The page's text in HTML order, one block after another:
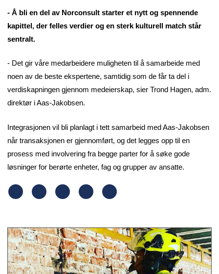
- Å bli en del av Norconsult starter et nytt og spennende
kapittel, der felles verdier og en sterk kulturell match står
sentralt.
- Det gir våre medarbeidere muligheten til å samarbeide med
noen av de beste ekspertene, samtidig som de får ta del i
verdiskapningen gjennom medeierskap, sier Trond Hagen, adm.
direktør i Aas-Jakobsen.
Integrasjonen vil bli planlagt i tett samarbeid med Aas-Jakobsen
når transaksjonen er gjennomført, og det legges opp til en
prosess med involvering fra begge parter for å søke gode
løsninger for berørte enheter, fag og grupper av ansatte.